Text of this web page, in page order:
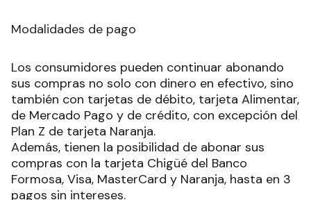
Modalidades de pago
Los consumidores pueden continuar abonando
sus compras no solo con dinero en efectivo, sino
también con tarjetas de débito, tarjeta Alimentar,
de Mercado Pago y de crédito, con excepción del
Plan Z de tarjeta Naranja.
Además, tienen la posibilidad de abonar sus
compras con la tarjeta Chigüé del Banco
Formosa, Visa, MasterCard y Naranja, hasta en 3
pagos sin intereses.